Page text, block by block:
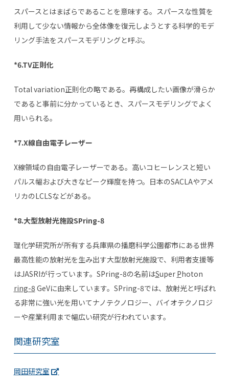
スパースとはまばらであることを意味する。スパースな性質を
利用して少ない情報から全体像を復元しようとする科学的モデ
リング手法をスパースモデリングと呼ぶ。
*6.TV正則化
Total variation正則化の略である。再構成したい画像が滑らか
であると事前に分かっているとき、スパースモデリングでよく
用いられる。
*7.X線自由電子レーザー
X線領域の自由電子レーザーである。高いコヒーレンスと短い
パルス幅および大きなピーク輝度を持つ。日本のSACLAやアメ
リカのLCLSなどがある。
*8.大型放射光施設SPring-8
理化学研究所が所有する兵庫県の播磨科学公園都市にある世界
最高性能の放射光を生み出す大型放射光施設で、利用者支援等
はJASRIが行っています。 SPring-8の名前はSuper Photon
ring-8 GeVに由来しています。 SPring-8では、放射光と呼ばれ
る非常に強い光を用いてナノテクノロジー、バイオテクノロジ
ーや産業利用まで幅広い研究が行われています。
関連研究室
岡田研究室